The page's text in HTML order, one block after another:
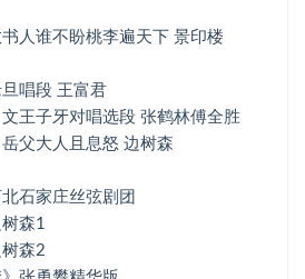
河北丝弦《五女拜寿》岳父大人且息怒 边树森
河北丝弦《武成王》河北石家庄丝弦剧团
1
2
河北丝弦《小二姐做梦》张勇攀精华版
人谁不盼桃李遍天下 景印楼
唱段 王富君
王子牙对唱选段 张鹤林傅全胜
父大人且息怒 边树森
石家庄丝弦剧团
森1
森2